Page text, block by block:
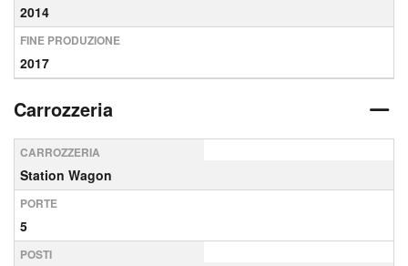
2014
FINE PRODUZIONE
2017
Carrozzeria
CARROZZERIA
Station Wagon
PORTE
5
POSTI